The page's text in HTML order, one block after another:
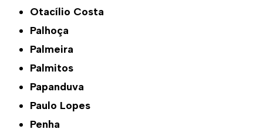
Otacílio Costa
Palhoça
Palmeira
Palmitos
Papanduva
Paulo Lopes
Penha